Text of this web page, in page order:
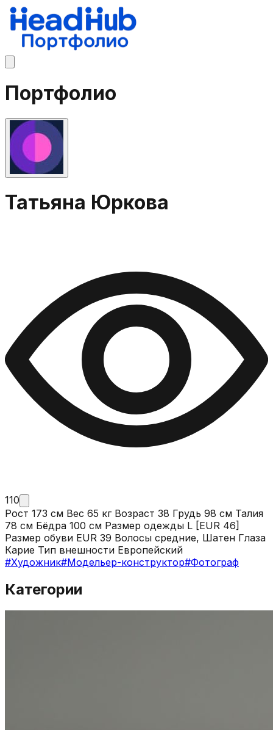
Портфолио
Татьяна Юркова
110
Рост 173 см Вес 65 кг Возраст 38 Грудь 98 см Талия
78 см Бёдра 100 см Размер одежды L [EUR 46]
Размер обуви EUR 39 Волосы средние, Шатен Глаза
Карие Тип внешности Европейский
#Художник#Модельер-конструктор#Фотограф
Категории